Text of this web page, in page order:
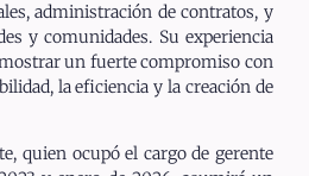
administración de contratos, y
y comunidades. Su experiencia
un fuerte compromiso con
la eficiencia y la creación de
quien ocupó el cargo de gerente